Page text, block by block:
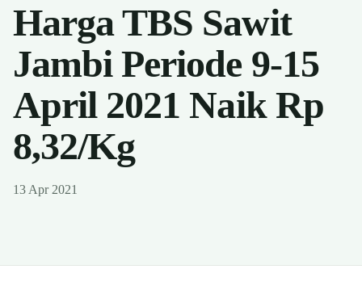
Harga TBS Sawit
Jambi Periode 9-15
April 2021 Naik Rp
8,32/Kg
13 Apr 2021